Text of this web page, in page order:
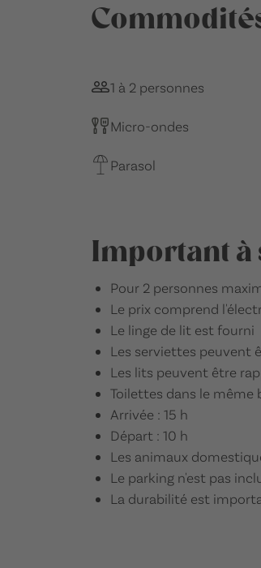
1 à 2 personnes
Micro-ondes
Parasol
Important à
Pour 2 personnes
Le prix comprend
Le linge de lit est fourni
Les serviettes peuvent
Les lits peuvent être
Toilettes dans le même
Arrivée : 15 h
Départ : 10 h
Les animaux
Le parking n'est pas
La durabilité est